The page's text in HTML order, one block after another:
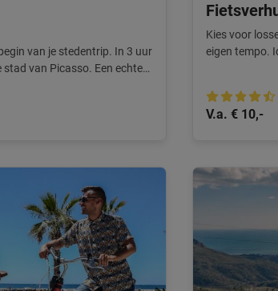
van je stedentrip. In 3 uur
van Picasso. Een echte
Kies voor
eigen tempo.
V.a. € 10,-